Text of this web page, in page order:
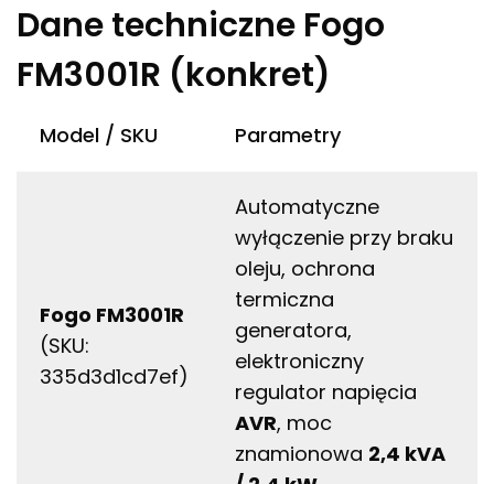
Dane techniczne Fogo
FM3001R (konkret)
Model / SKU Parametry
Fogo FM3001R
(SKU:
335d3d1cd7ef)
Automatyczne
wyłączenie przy braku
oleju, ochrona
termiczna
generatora,
elektroniczny
regulator napięcia
AVR, moc
znamionowa 2,4 kVA